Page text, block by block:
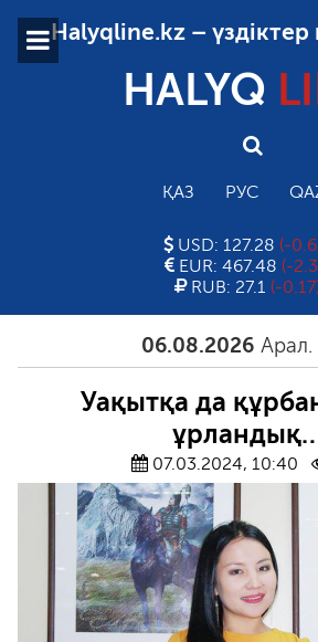
Halyqline.kz –
HALYQ
ҚАЗ РУС
USD: 127.28 (-
EUR: 467.48 (-
RUB: 27.1 (-
06.08.2026 Арал. Ажал.
Уақытқа да
07.03.2024, 10:40